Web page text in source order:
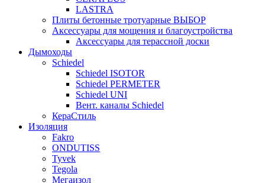
LASTRA
Плиты бетонные тротуарные ВЫБОР
Аксессуары для мощения и благоустройства
Аксессуары для терассной доски
Дымоходы
Schiedel
Schiedel ISOTOR
Schiedel PERMETER
Schiedel UNI
Вент. каналы Schiedel
КераСтиль
Изоляция
Fakro
ONDUTISS
Tyvek
Tegola
Мегаизол